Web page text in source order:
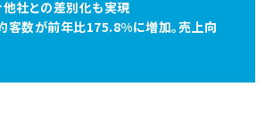
他社との差別化も実現
数が前年比175.8%に増加。売上向